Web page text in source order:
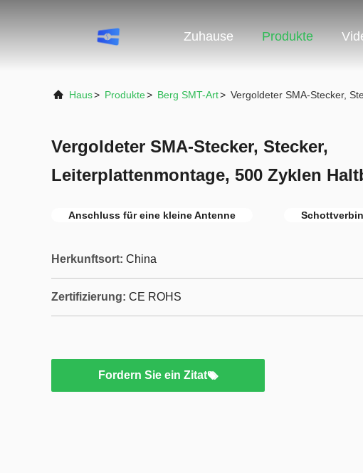
Zuhause Produkte
Haus> Produkte> Berg SMT-Art> Vergoldeter SMA-Stecker,
Vergoldeter SMA-Stecker, Stecker,
Leiterplattenmontage, 500 Zyklen
Anschluss für eine kleine Antenne
Herkunftsort: China
Zertifizierung: CE ROHS
Fordern Sie ein Zitat